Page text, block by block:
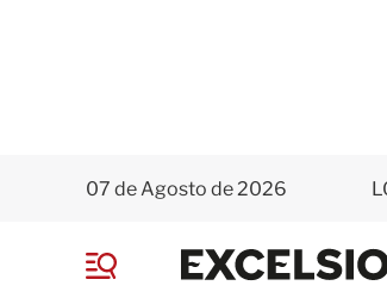
07 de Agosto de 2026